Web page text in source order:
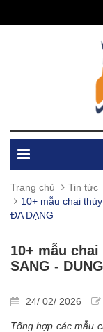
Trang chủ
Tin tức
10+ mẫu chai
ĐA DẠNG
10+ mẫu
SANG -
24/ 02/ 2026
Tổng hợp các mẫu